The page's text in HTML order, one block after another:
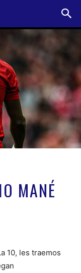
MANÉ
10, les traemos